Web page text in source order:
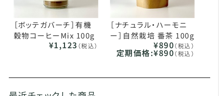
［ボッテガバーチ］有機
穀物コーヒーMix 100g
¥1,123 （税込）
［ナチュラル・ハーモニ
ー］自然栽培 番茶 100g
¥890（税込）
定期価格:¥890（税込）